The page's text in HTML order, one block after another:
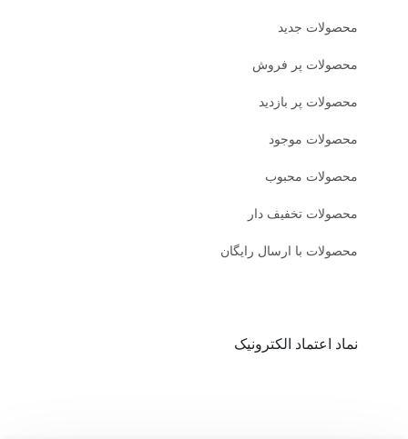
محصولات جدید
محصولات پر فروش
محصولات پر بازدید
محصولات موجود
محصولات محبوب
محصولات تخفیف دار
محصولات با ارسال رایگان
نماد اعتماد الکترونیک